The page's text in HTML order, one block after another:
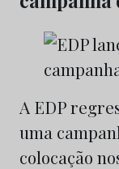
A EDP
uma
colocação